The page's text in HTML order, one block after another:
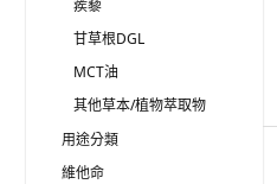
蒺藜
甘草根DGL
MCT油
其他草本/植物萃取物
用途分類
維他命